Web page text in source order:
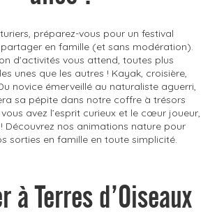
préparez-vous pour un festival
en famille (et sans modération).
d’activités vous attend, toutes plus
unes que les autres ! Kayak, croisière,
novice émerveillé au naturaliste aguerri,
sa pépite dans notre coffre à trésors
avez l’esprit curieux et le cœur joueur,
! Découvrez nos animations nature pour
sorties en famille en toute simplicité.
à Terres d’Oiseaux